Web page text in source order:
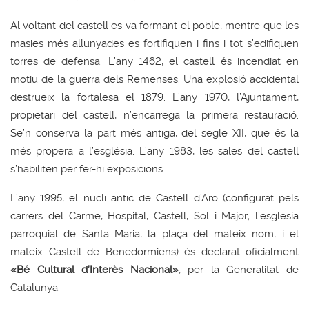
Al voltant del castell es va formant el poble, mentre que les
masies més allunyades es fortifiquen i fins i tot s’edifiquen
torres de defensa. L’any 1462, el castell és incendiat en
motiu de la guerra dels Remenses. Una explosió accidental
destrueix la fortalesa el 1879. L’any 1970, l’Ajuntament,
propietari del castell, n’encarrega la primera restauració.
Se’n conserva la part més antiga, del segle XII, que és la
més propera a l’església. L’any 1983, les sales del castell
s’habiliten per fer-hi exposicions.
L’any 1995, el nucli antic de Castell d’Aro (configurat pels
carrers del Carme, Hospital, Castell, Sol i Major; l’església
parroquial de Santa Maria, la plaça del mateix nom, i el
mateix Castell de Benedormiens) és declarat oficialment
«Bé Cultural d’Interès Nacional», per la Generalitat de
Catalunya.